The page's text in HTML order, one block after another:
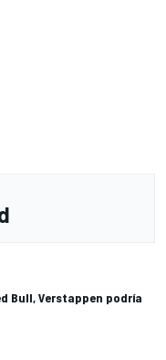
Bull, Verstappen podría